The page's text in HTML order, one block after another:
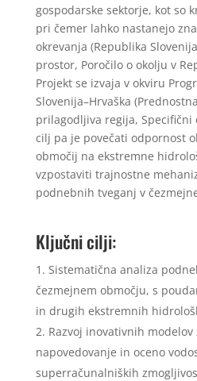
gospodarske sektorje, kot so
pri čemer lahko nastanejo
okrevanja (Republika
prostor, Poročilo o okolju v
Projekt se izvaja v okviru
Slovenija–Hrvaška
prilagodljiva regija, Specifični
cilj pa je povečati odpornost
območij na ekstremne
vzpostaviti trajnostne
podnebnih tveganj v
Ključni cilji:
Sistematična analiza
čezmejnem območju, s
in drugih ekstremnih
Razvoj inovativnih
napovedovanje in oceno
superračunalniških